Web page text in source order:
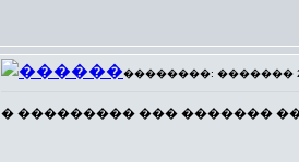
��������: ������� 22
� ��������� ��� �������